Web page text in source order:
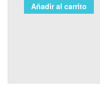
Añadir al carrito